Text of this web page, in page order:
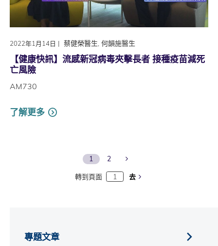
2022年1月14日 | 蔡健榮醫生, 何韻施醫生
【健康快訊】流感新冠病毒夾擊長者 接種疫苗減死
亡風險
AM730
了解更多
1 2
轉到頁面 去
專題文章